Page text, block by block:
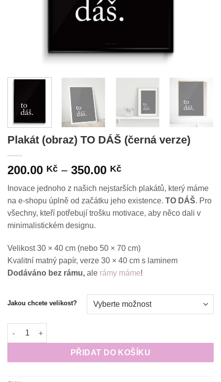
Plakát (obraz) TO DÁŠ (černá verze)
200.00 Kč – 350.00 KčRozpětí
cen:
200.00 Kč
až
350.00 Kč
Inovace jednoho z našich nejstarších plakátů, který máme
na e-shopu úplně od začátku jeho existence. TO DÁŠ. Pro
všechny, kteří potřebují trošku motivace, aby něco dali v
minimalistickém designu.
Velikost 30 × 40 cm (nebo 50 × 70 cm)
Kvalitní matný papír, verze 30 × 40 cm s laminem
Dodáváno bez rámu, ale rámy máme!
Jakou chcete velikost?
Plakát (obraz) TO DÁŠ (černá verze) množství
PŘIDAT DO KOŠÍKU